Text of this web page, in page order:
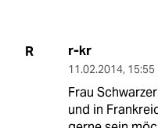
R r-kr
11.02.2014, 15:55
Frau
und in